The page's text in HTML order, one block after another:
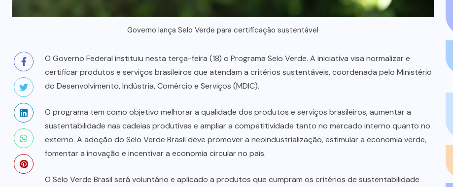
Governo lança Selo Verde para certificação sustentável
O Governo Federal instituiu nesta terça-feira (18) o Programa Selo Verde. A iniciativa visa normalizar e
certificar produtos e serviços brasileiros que atendam a critérios sustentáveis, coordenada pelo Ministério
do Desenvolvimento, Indústria, Comércio e Serviços (MDIC).
O programa tem como objetivo melhorar a qualidade dos produtos e serviços brasileiros, aumentar a
sustentabilidade nas cadeias produtivas e ampliar a competitividade tanto no mercado interno quanto no
externo. A adoção do Selo Verde Brasil deve promover a neoindustrialização, estimular a economia verde,
fomentar a inovação e incentivar a economia circular no país.
O Selo Verde Brasil será voluntário e aplicado a produtos que cumpram os critérios de sustentabilidade